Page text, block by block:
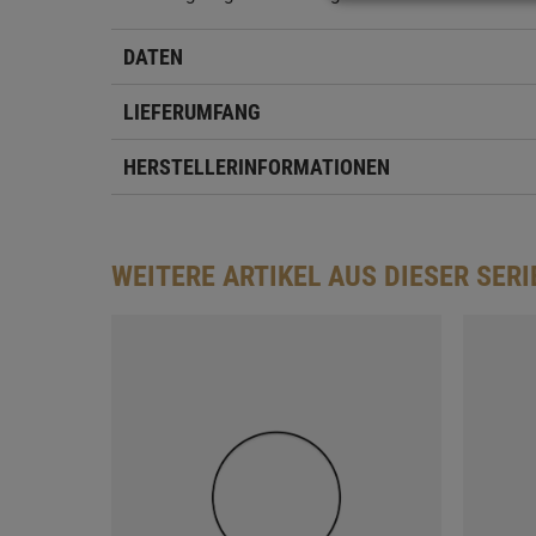
DATEN
LIEFERUMFANG
HERSTELLERINFORMATIONEN
WEITERE ARTIKEL AUS DIESER